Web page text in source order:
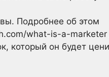
Подробнее об этом
what-is-a-marketer
который он будет